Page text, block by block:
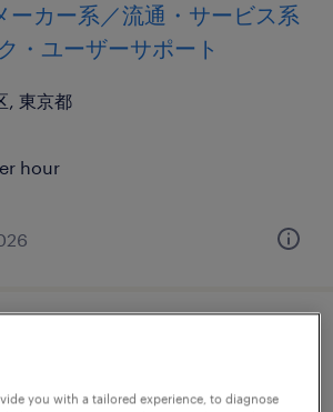
カー系／流通・サービス系
・ユーザーサポート
, 東京都
hour
you with a tailored experience, to diagnose